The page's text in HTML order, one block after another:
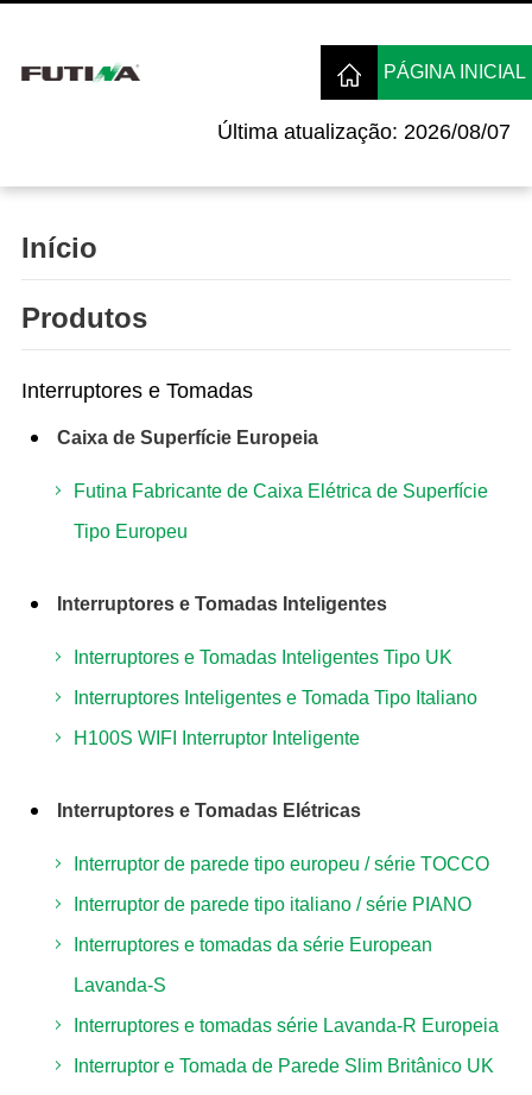
Última atualização: 2026/08/07
PÁGINA INICIAL
Início
Produtos
Interruptores e Tomadas
Caixa de Superfície Europeia
Futina Fabricante de Caixa Elétrica de Superfície
Tipo Europeu
Interruptores e Tomadas Inteligentes
Interruptores e Tomadas Inteligentes Tipo UK
Interruptores Inteligentes e Tomada Tipo Italiano
H100S WIFI Interruptor Inteligente
Interruptores e Tomadas Elétricas
Interruptor de parede tipo europeu / série TOCCO
Interruptor de parede tipo italiano / série PIANO
Interruptores e tomadas da série European
Lavanda-S
Interruptores e tomadas série Lavanda-R Europeia
Interruptor e Tomada de Parede Slim Britânico UK